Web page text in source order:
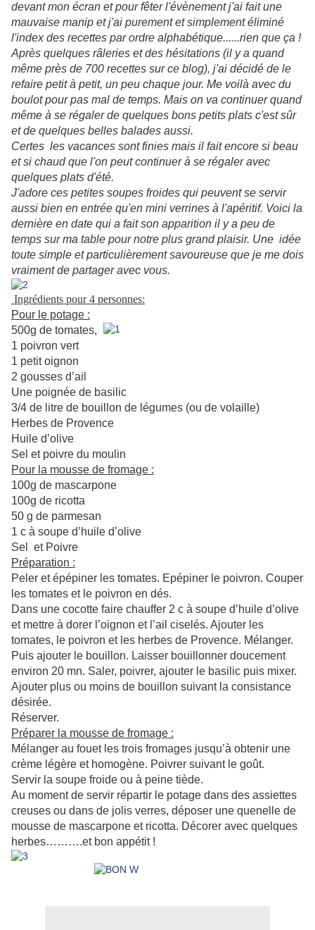
devant mon écran et pour fêter l'évènement j'ai fait une
mauvaise manip et j'ai purement et simplement éliminé
l'index des recettes par ordre alphabétique......rien que ça !
Après quelques râleries et des hésitations (il y a quand
même près de 700 recettes sur ce blog), j'ai décidé de le
refaire petit à petit, un peu chaque jour. Me voilà avec du
boulot pour pas mal de temps. Mais on va continuer quand
même à se régaler de quelques bons petits plats c'est sûr
et de quelques belles balades aussi.
Certes les vacances sont finies mais il fait encore si beau
et si chaud que l'on peut continuer à se régaler avec
quelques plats d'été.
J'adore ces petites soupes froides qui peuvent se servir
aussi bien en entrée qu'en mini verrines à l'apéritif. Voici la
dernière en date qui a fait son apparition il y a peu de
temps sur ma table pour notre plus grand plaisir. Une idée
toute simple et particulièrement savoureuse que je me dois
vraiment de partager avec vous.
Ingrédients pour 4 personnes:
Pour le potage :
500g de tomates,
1 poivron vert
1 petit oignon
2 gousses d’ail
Une poignée de basilic
3/4 de litre de bouillon de légumes (ou de volaille)
Herbes de Provence
Huile d’olive
Sel et poivre du moulin
Pour la mousse de fromage :
100g de mascarpone
100g de ricotta
50 g de parmesan
1 c à soupe d’huile d’olive
Sel et Poivre
Préparation :
Peler et épépiner les tomates. Epépiner le poivron. Couper
les tomates et le poivron en dés.
Dans une cocotte faire chauffer 2 c à soupe d’huile d’olive
et mettre à dorer l’oignon et l’ail ciselés. Ajouter les
tomates, le poivron et les herbes de Provence. Mélanger.
Puis ajouter le bouillon. Laisser bouillonner doucement
environ 20 mn. Saler, poivrer, ajouter le basilic puis mixer.
Ajouter plus ou moins de bouillon suivant la consistance
désirée.
Réserver.
Préparer la mousse de fromage :
Mélanger au fouet les trois fromages jusqu’à obtenir une
crème légère et homogène. Poivrer suivant le goût.
Servir la soupe froide ou à peine tiède.
Au moment de servir répartir le potage dans des assiettes
creuses ou dans de jolis verres, déposer une quenelle de
mousse de mascarpone et ricotta. Décorer avec quelques
herbes……….et bon appétit !